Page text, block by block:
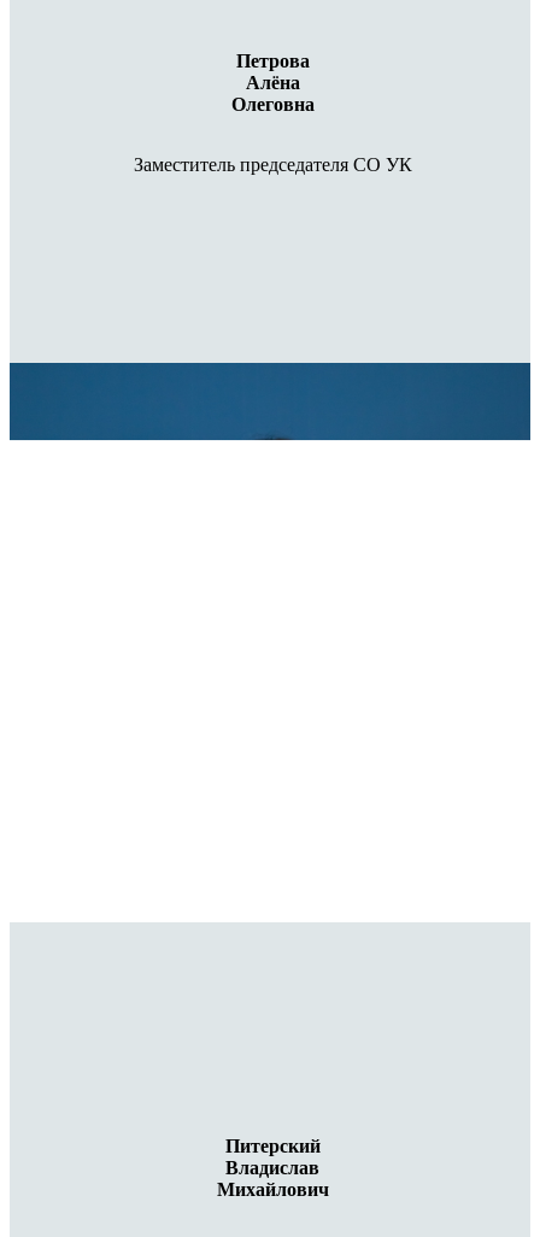
Петрова
Алёна
Олеговна
Заместитель председателя СО УК
Питерский
Владислав
Михайлович